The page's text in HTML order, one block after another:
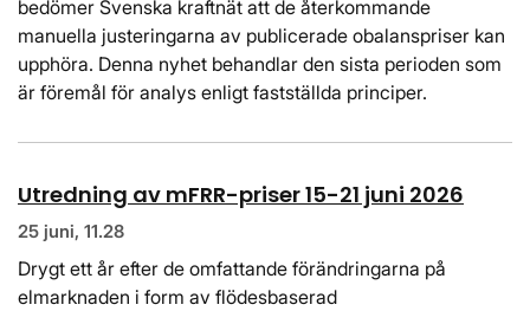
bedömer Svenska kraftnät att de återkommande
manuella justeringarna av publicerade obalanspriser kan
upphöra. Denna nyhet behandlar den sista perioden som
är föremål för analys enligt fastställda principer.
Utredning av mFRR-priser 15-21 juni 2026
25 juni, 11.28
Drygt ett år efter de omfattande förändringarna på
elmarknaden i form av flödesbaserad